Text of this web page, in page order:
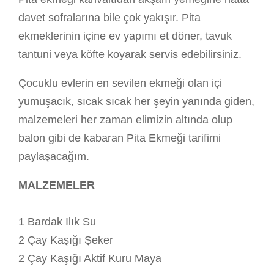
davet sofralarına bile çok yakışır. Pita
ekmeklerinin içine ev yapımı et döner, tavuk
tantuni veya köfte koyarak servis edebilirsiniz.
Çocuklu evlerin en sevilen ekmeği olan içi
yumuşacık, sıcak sıcak her şeyin yanında giden,
malzemeleri her zaman elimizin altında olup
balon gibi de kabaran Pita Ekmeği tarifimi
paylaşacağım.
MALZEMELER
1 Bardak Ilık Su
2 Çay Kaşığı Şeker
2 Çay Kaşığı Aktif Kuru Maya